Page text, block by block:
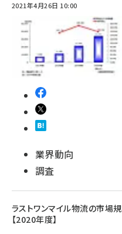
2021年4月26日 10:00
業界動向
調査
ラストワンマイル物流の市場
【2020年度】